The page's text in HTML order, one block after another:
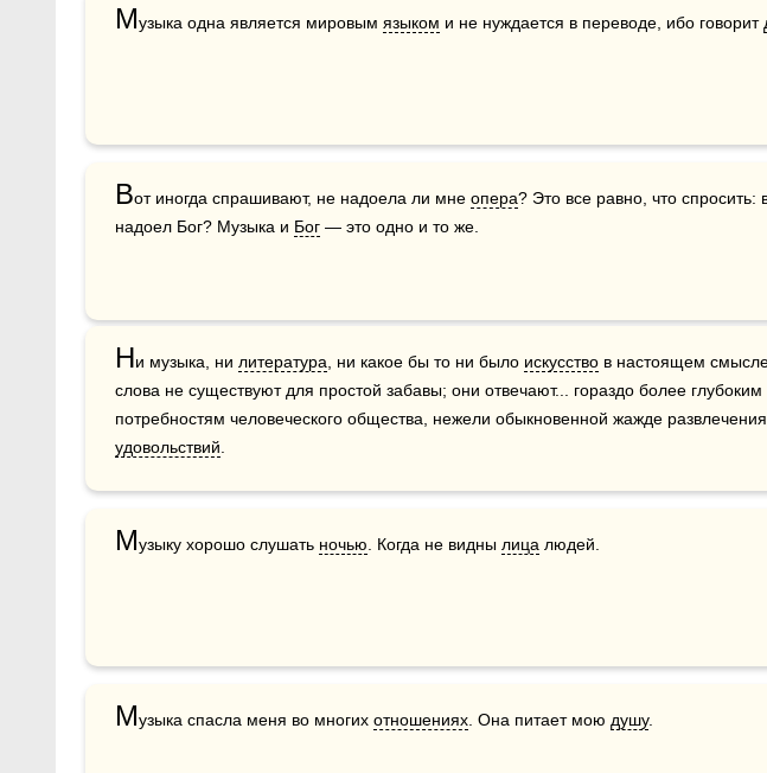
Музыка одна является мировым языком и не нуждается в переводе, ибо говорит
Вот иногда спрашивают, не надоела ли мне опера? Это все равно, что спросить:
надоел Бог? Музыка и Бог — это одно и то же.
Ни музыка, ни литература , ни какое бы то ни было искусство в настоящем
слова не существуют для простой забавы; они отвечают... гораздо более глубоким
удовольствий
Музыку хорошо слушать ночью . Когда не видны лица людей.
Музыка спасла меня во многих отношениях . Она питает мою душу.